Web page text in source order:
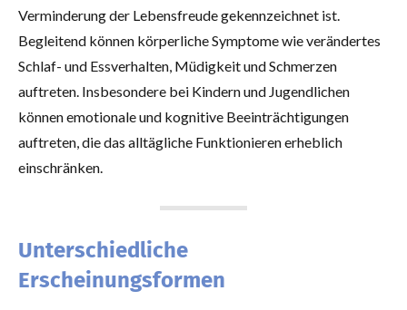
Verminderung der Lebensfreude gekennzeichnet ist.
Begleitend können körperliche Symptome wie verändertes
Schlaf- und Essverhalten, Müdigkeit und Schmerzen
auftreten. Insbesondere bei Kindern und Jugendlichen
können emotionale und kognitive Beeinträchtigungen
auftreten, die das alltägliche Funktionieren erheblich
einschränken.
Unterschiedliche
Erscheinungsformen